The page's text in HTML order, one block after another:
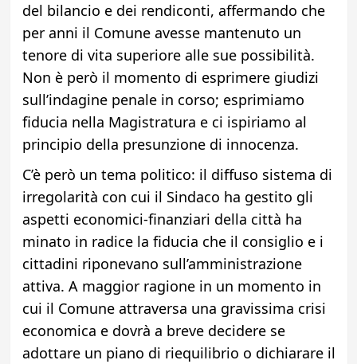
del bilancio e dei rendiconti, affermando che
per anni il Comune avesse mantenuto un
tenore di vita superiore alle sue possibilità.
Non è però il momento di esprimere giudizi
sull’indagine penale in corso; esprimiamo
fiducia nella Magistratura e ci ispiriamo al
principio della presunzione di innocenza.
C’è però un tema politico: il diffuso sistema di
irregolarità con cui il Sindaco ha gestito gli
aspetti economici-finanziari della città ha
minato in radice la fiducia che il consiglio e i
cittadini riponevano sull’amministrazione
attiva. A maggior ragione in un momento in
cui il Comune attraversa una gravissima crisi
economica e dovrà a breve decidere se
adottare un piano di riequilibrio o dichiarare il